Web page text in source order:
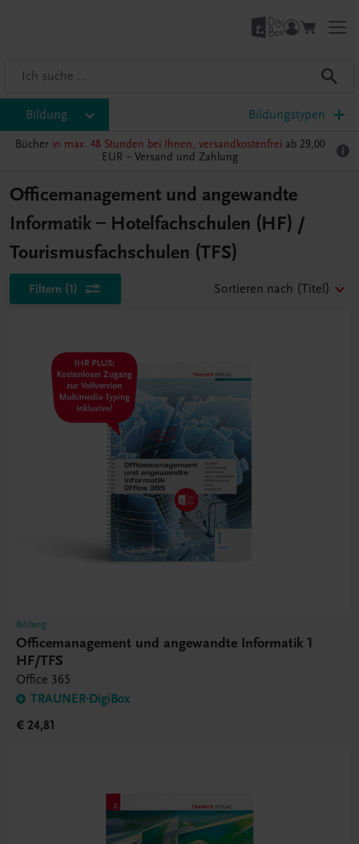
Bildung Bildungstypen
Bücher in max. 48 Stunden bei Ihnen, versandkostenfrei ab 29,00
EUR – Versand und Zahlung
Officemanagement und angewandte
Informatik – Hotelfachschulen (HF) /
Tourismusfachschulen (TFS)
Filtern (1) Sortieren nach (Titel)
Bildung
Officemanagement und angewandte Informatik 1
HF/TFS
Office 365
TRAUNER-DigiBox
€ 24,81